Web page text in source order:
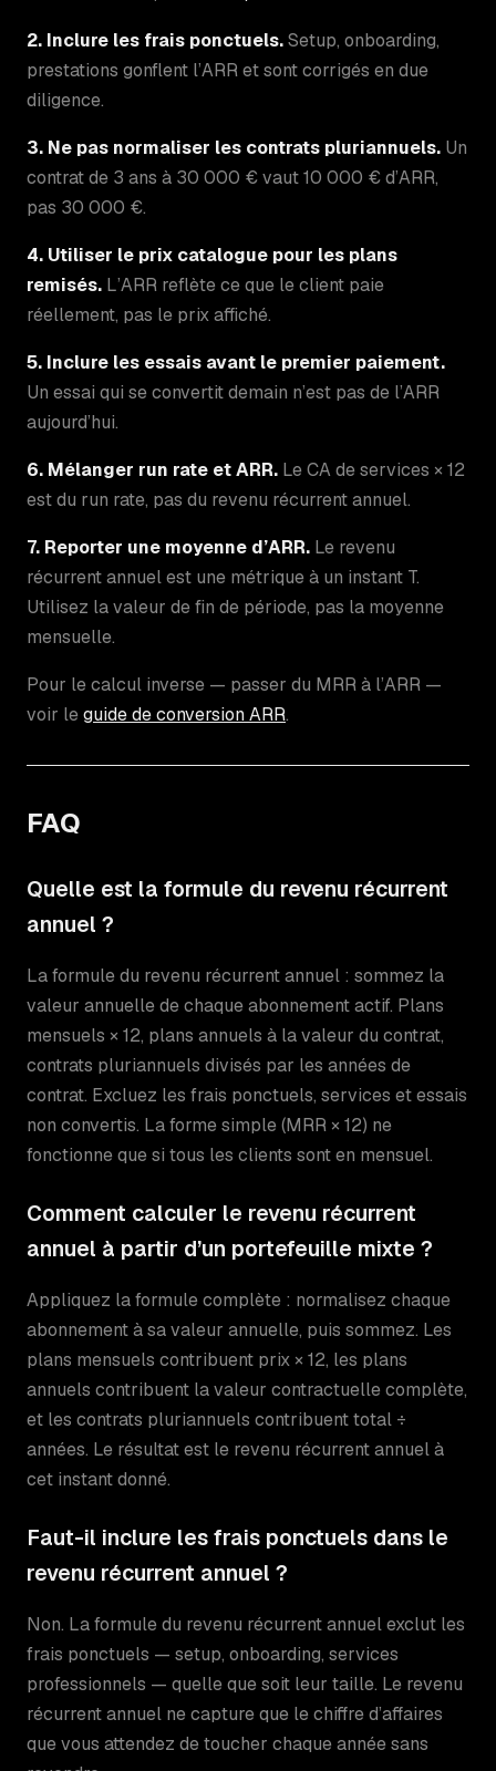
2. Inclure les frais ponctuels.Setup, onboarding,
prestations gonflent l’ARR et sont corrigés en due
diligence.
3. Ne pas normaliser les contrats pluriannuels. Un
contrat de 3 ans à 30 000 € vaut 10 000 € d’ARR,
pas 30 000 €.
4. Utiliser le prix catalogue pour les plans
remisés. L’ARR reflète ce que le client paie
réellement, pas le prix affiché.
5. Inclure les essais avant le premier paiement.
Un essai qui se convertit demain n’est pas de l’ARR
aujourd’hui.
6. Mélanger run rate et ARR. Le CA de services × 12
est du run rate, pas du revenu récurrent annuel.
7. Reporter une moyenne d’ARR. Le revenu
récurrent annuel est une métrique à un instant T.
Utilisez la valeur de fin de période, pas la moyenne
mensuelle.
Pour le calcul inverse — passer du MRR à l’ARR —
voir le guide de conversion ARR.
FAQ
Quelle est la formule du revenu récurrent
annuel ?
La formule du revenu récurrent annuel : sommez la
valeur annuelle de chaque abonnement actif. Plans
mensuels × 12, plans annuels à la valeur du contrat,
contrats pluriannuels divisés par les années de
contrat. Excluez les frais ponctuels, services et essais
non convertis. La forme simple (MRR × 12) ne
fonctionne que si tous les clients sont en mensuel.
Comment calculer le revenu récurrent
annuel à partir d’un portefeuille mixte ?
Appliquez la formule complète : normalisez chaque
abonnement à sa valeur annuelle, puis sommez. Les
plans mensuels contribuent prix × 12, les plans
annuels contribuent la valeur contractuelle complète,
et les contrats pluriannuels contribuent total ÷
années. Le résultat est le revenu récurrent annuel à
cet instant donné.
Faut-il inclure les frais ponctuels dans le
revenu récurrent annuel ?
Non. La formule du revenu récurrent annuel exclut les
frais ponctuels — setup, onboarding, services
professionnels — quelle que soit leur taille. Le revenu
récurrent annuel ne capture que le chiffre d’affaires
que vous attendez de toucher chaque année sans